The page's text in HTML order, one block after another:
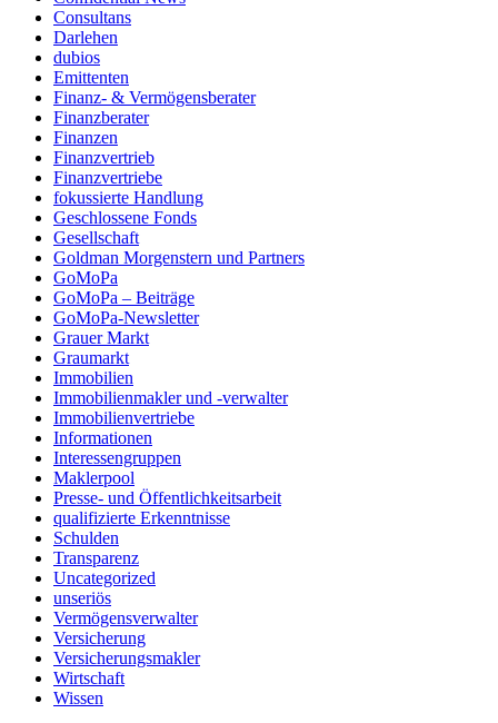
Consultans
Darlehen
dubios
Emittenten
Finanz- & Vermögensberater
Finanzberater
Finanzen
Finanzvertrieb
Finanzvertriebe
fokussierte Handlung
Geschlossene Fonds
Gesellschaft
Goldman Morgenstern und Partners
GoMoPa
GoMoPa – Beiträge
GoMoPa-Newsletter
Grauer Markt
Graumarkt
Immobilien
Immobilienmakler und -verwalter
Immobilienvertriebe
Informationen
Interessengruppen
Maklerpool
Presse- und Öffentlichkeitsarbeit
qualifizierte Erkenntnisse
Schulden
Transparenz
Uncategorized
unseriös
Vermögensverwalter
Versicherung
Versicherungsmakler
Wirtschaft
Wissen